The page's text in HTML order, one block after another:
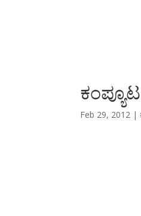
Feb 29, 2012 |